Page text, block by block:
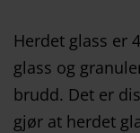
Herdet glass er
glass og
brudd. Det er
gjør at herdet